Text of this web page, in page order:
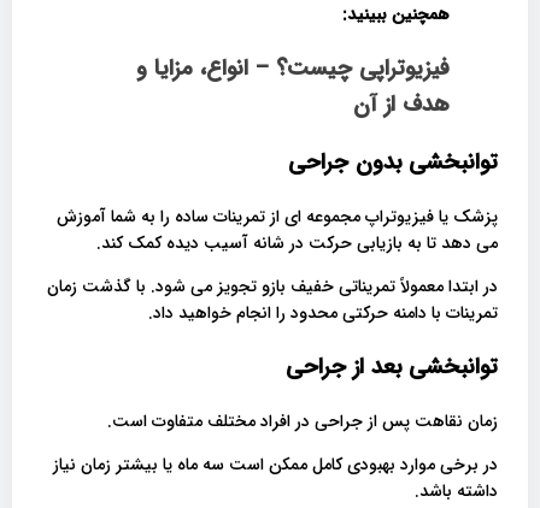
همچنین ببینید:
فیزیوتراپی چیست؟ – انواع، مزایا و
هدف از آن
توانبخشی بدون جراحی
پزشک یا فیزیوتراپ مجموعه ای از تمرینات ساده را به شما آموزش
می دهد تا به بازیابی حرکت در شانه آسیب دیده کمک کند.
در ابتدا معمولاً تمریناتی خفیف بازو تجویز می شود. با گذشت زمان
تمرینات با دامنه حرکتی محدود را انجام خواهید داد.
توانبخشی بعد از جراحی
زمان نقاهت پس از جراحی در افراد مختلف متفاوت است.
در برخی موارد بهبودی کامل ممکن است سه ماه یا بیشتر زمان نیاز
داشته باشد.